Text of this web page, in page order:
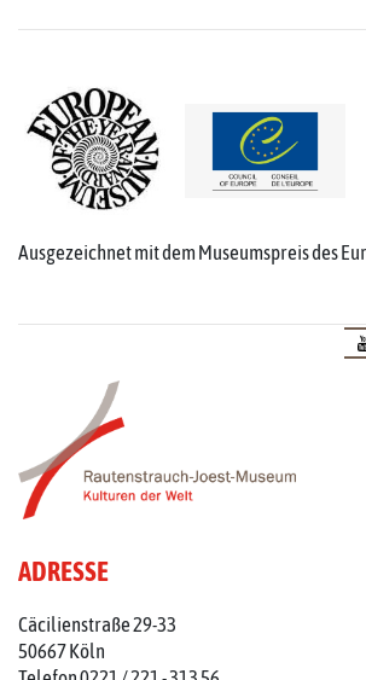
Ausgezeichnet mit dem Museumspreis des
ADRESSE
Cäcilienstraße 29-33
50667 Köln